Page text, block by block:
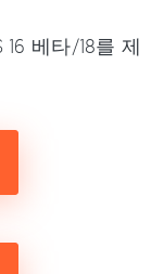
베타/18를 제